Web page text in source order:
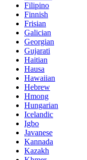
Filipino
Finnish
Frisian
Galician
Georgian
Gujarati
Haitian
Hausa
Hawaiian
Hebrew
Hmong
Hungarian
Icelandic
Igbo
Javanese
Kannada
Kazakh